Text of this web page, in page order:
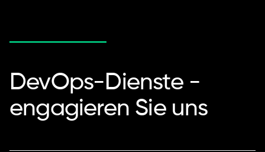
DevOps-Dienste -
engagieren Sie uns